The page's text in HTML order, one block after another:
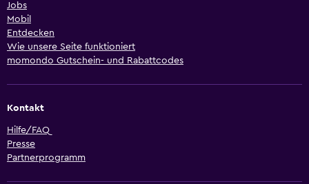
Jobs
Mobil
Entdecken
Wie unsere Seite funktioniert
momondo Gutschein- und Rabattcodes
Kontakt
Hilfe/FAQ
Presse
Partnerprogramm